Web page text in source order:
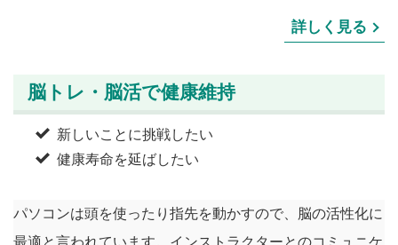
詳しく見る
脳トレ・脳活で健康維持
新しいことに挑戦したい
健康寿命を延ばしたい
パソコンは頭を使ったり指先を動かすので、脳の活性化に